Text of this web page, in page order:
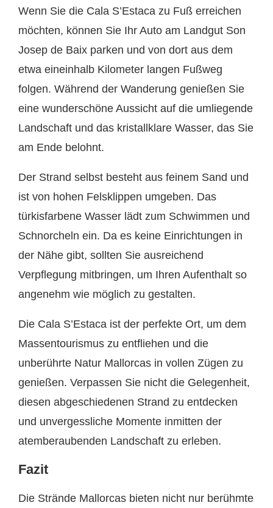
Wenn Sie die Cala S’Estaca zu Fuß erreichen
möchten, können Sie Ihr Auto am Landgut Son
Josep de Baix parken und von dort aus dem
etwa eineinhalb Kilometer langen Fußweg
folgen. Während der Wanderung genießen Sie
eine wunderschöne Aussicht auf die umliegende
Landschaft und das kristallklare Wasser, das Sie
am Ende belohnt.
Der Strand selbst besteht aus feinem Sand und
ist von hohen Felsklippen umgeben. Das
türkisfarbene Wasser lädt zum Schwimmen und
Schnorcheln ein. Da es keine Einrichtungen in
der Nähe gibt, sollten Sie ausreichend
Verpflegung mitbringen, um Ihren Aufenthalt so
angenehm wie möglich zu gestalten.
Die Cala S’Estaca ist der perfekte Ort, um dem
Massentourismus zu entfliehen und die
unberührte Natur Mallorcas in vollen Zügen zu
genießen. Verpassen Sie nicht die Gelegenheit,
diesen abgeschiedenen Strand zu entdecken
und unvergessliche Momente inmitten der
atemberaubenden Landschaft zu erleben.
Fazit
Die Strände Mallorcas bieten nicht nur berühmte